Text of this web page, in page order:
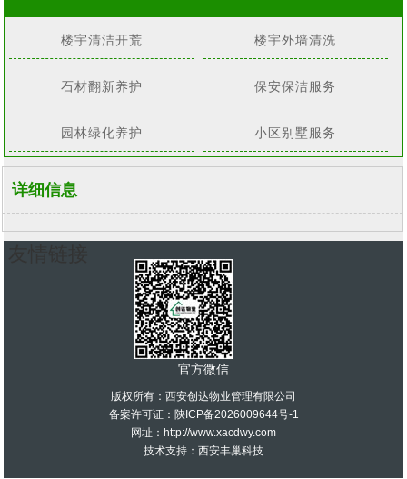
楼宇清洁开荒 楼宇外墙清洗
石材翻新养护 保安保洁服务
园林绿化养护 小区别墅服务
详细信息
官方微信
版权所有：西安创达物业管理有限公司
备案许可证： 陕ICP备2026009644号-1
网址：http://www.xacdwy.com
技术支持： 西安丰巢科技